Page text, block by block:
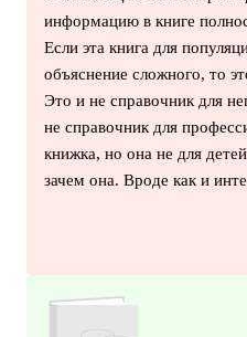
информацию в книге
Если эта книга для
объяснение сложного, то
Это и не справочник для
не справочник для
книжка, но она не для
зачем она. Вроде как и